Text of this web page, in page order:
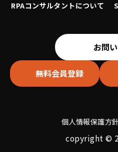
RPAコンサルタントについて
お問
無料会員登録
個人情報保護方針
copyright ©